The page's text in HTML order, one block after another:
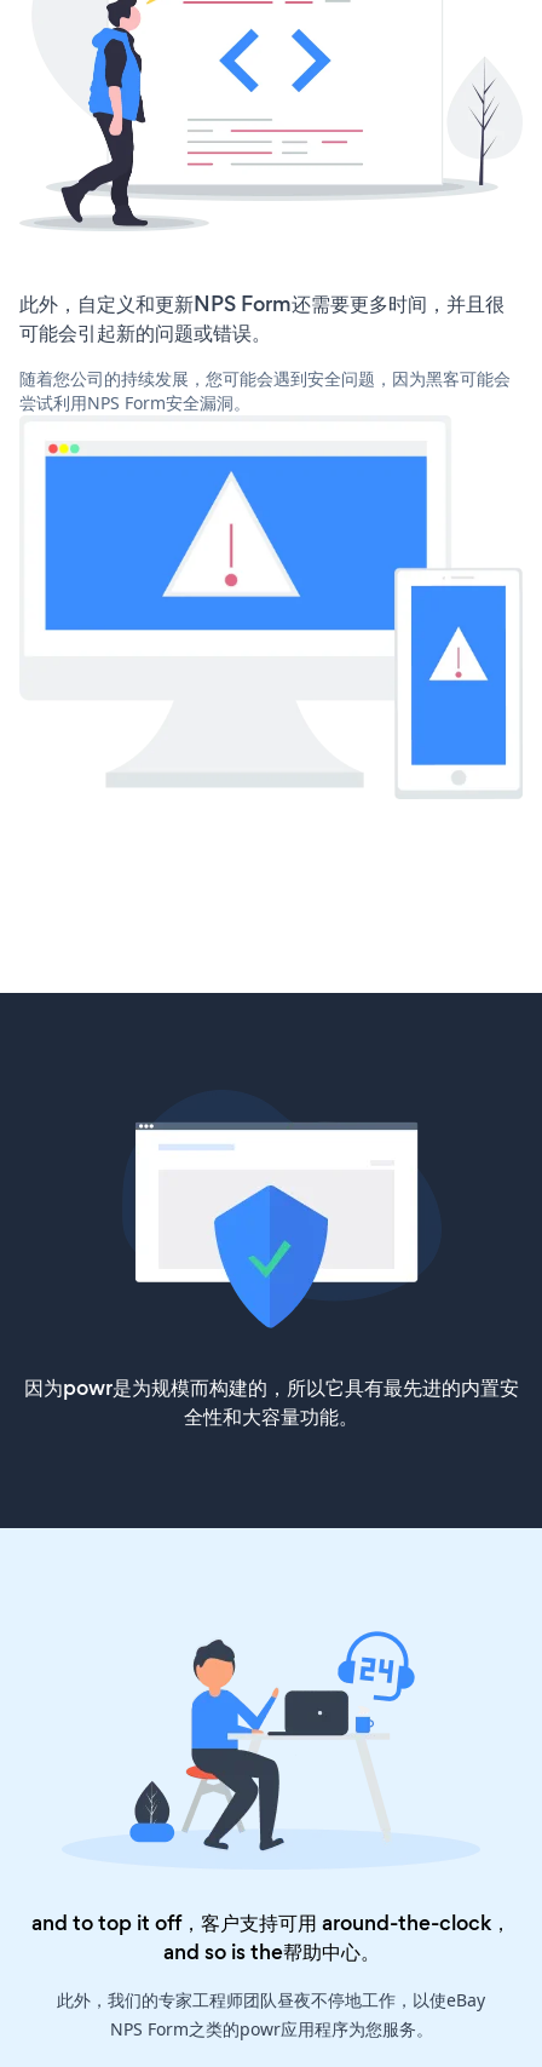
此外，自定义和更新NPS Form还需要更多时间，并且很
可能会引起新的问题或错误。
随着您公司的持续发展，您可能会遇到安全问题，因为黑客可能会
尝试利用NPS Form安全漏洞。
因为powr是为规模而构建的，所以它具有最先进的内置安
全性和大容量功能。
and to top it off，客户支持可用 around-the-clock，
and so is the帮助中心。
此外，我们的专家工程师团队昼夜不停地工作，以使eBay
NPS Form之类的powr应用程序为您服务。